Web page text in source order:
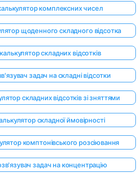
комплексних чисел
щоденного складного відсотка
складних відсотків
задач на складні відсотки
складних відсотків зі зняттями
складної ймовірності
комптонівського розсіювання
задач на концентрацію